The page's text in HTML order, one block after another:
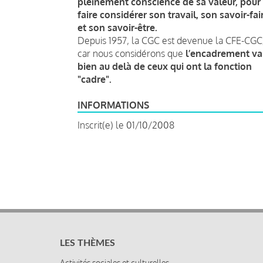
faire considérer son travail, son savoir-
et son savoir-être.
Depuis 1957, la CGC est devenue la CFE-
car nous considérons que l’encadrement va
bien au delà de ceux qui ont la fonction
"cadre".
INFORMATIONS
Inscrit(e) le 01/10/2008
LES THÈMES